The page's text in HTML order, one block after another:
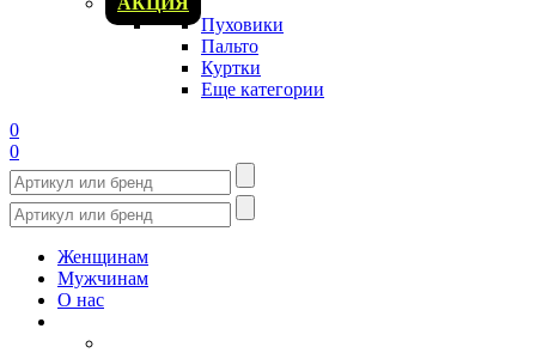
Пуховики
Пальто
Куртки
Еще категории
0
0
Женщинам
Мужчинам
О нас